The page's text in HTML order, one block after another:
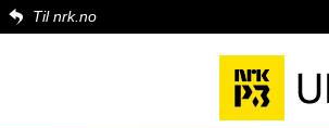
Til nrk.no